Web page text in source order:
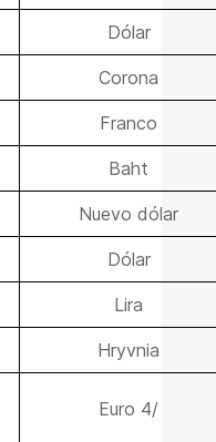
Dólar
Corona
Franco
Baht
Nuevo dólar
Dólar
Lira
Hryvnia
Euro 4/